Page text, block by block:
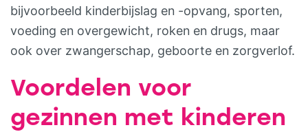
bijvoorbeeld kinderbijslag en -opvang, sporten,
voeding en overgewicht, roken en drugs, maar
ook over zwangerschap, geboorte en zorgverlof.
Voordelen voor
gezinnen met kinderen